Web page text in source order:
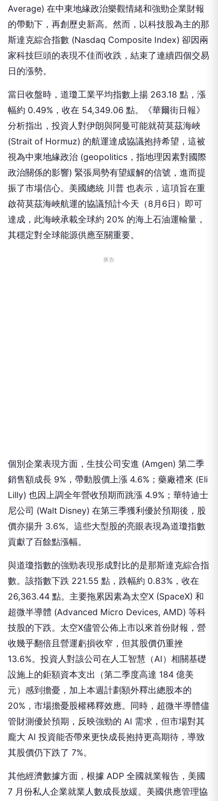
Average) 在中東地緣政治樂觀情緒和強勁企業財報
的帶動下，再創歷史新高。然而，以科技股為主的那
斯達克綜合指數 (Nasdaq Composite Index) 卻因兩
家科技巨頭的表現不佳而收跌，結束了連續四個交易
日的漲勢。
當日收盤時，道瓊工業平均指數上揚 263.18 點，漲
幅約 0.49%，收在 54,349.06 點。《華爾街日報》
分析指出，投資人對伊朗與阿曼可能就荷莫茲海峽
(Strait of Hormuz) 的航運達成協議抱持希望，這被
視為中東地緣政治 (geopolitics，指地理因素對國際
政治關係的影響) 緊張局勢有望緩解的信號，進而提
振了市場信心。美國總統 川普 也表示，這項旨在重
啟荷莫茲海峽航運的協議預計今天（8月6日）即可
達成，此海峽承載全球約 20% 的海上石油運輸量，
其穩定對全球能源供應至關重要。
廣告
個別企業表現方面，生技公司安進 (Amgen) 第二季
銷售額成長 9%，帶動股價上漲 4.6%；藥廠禮來 (Eli
Lilly) 也因上調全年營收預期而跳漲 4.9%；華特迪士
尼公司 (Walt Disney) 在第三季獲利優於預期後，股
價亦揚升 3.6%。這些大型股的亮眼表現為道瓊指數
貢獻了百餘點漲幅。
與道瓊指數的強勁表現形成對比的是那斯達克綜合指
數。該指數下跌 221.55 點，跌幅約 0.83%，收在
26,363.44 點。主要拖累因素為太空X (SpaceX) 和
超微半導體 (Advanced Micro Devices, AMD) 等科
技股的下跌。太空X儘管公佈上市以來首份財報，營
收幾乎翻倍且營運虧損收窄，但其股價仍重挫
13.6%。投資人對該公司在人工智慧（AI）相關基礎
設施上的鉅額資本支出（第二季度高達 184 億美
元）感到擔憂，加上本週計劃額外釋出總股本的
20%，市場擔憂股權稀釋效應。同時，超微半導體儘
管財測優於預期，反映強勁的 AI 需求，但市場對其
龐大 AI 投資能否帶來更快成長抱持更高期待，導致
其股價仍下跌了 7%。
其他經濟數據方面，根據 ADP 全國就業報告，美國
7 月份私人企業就業人數成長放緩。美國供應管理協